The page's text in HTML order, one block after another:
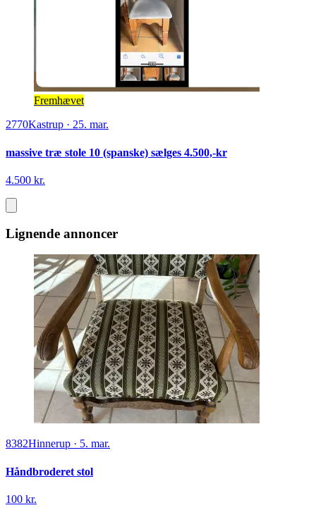
Fremhævet
2770Kastrup · 25. mar.
massive træ stole 10 (spanske) sælges 4.500,-kr
4.500 kr.
Lignende annoncer
8382Hinnerup · 5. mar.
Håndbroderet stol
100 kr.